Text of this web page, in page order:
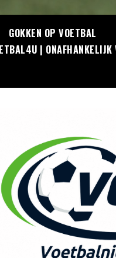
GOKKEN OP VOETBAL
| ONAFHANKELIJK